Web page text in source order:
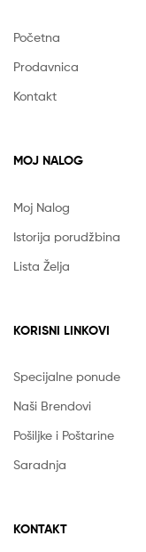
Početna
Prodavnica
Kontakt
MOJ NALOG
Moj Nalog
Istorija porudžbina
Lista Želja
KORISNI LINKOVI
Specijalne ponude
Naši Brendovi
Pošiljke i Poštarine
Saradnja
KONTAKT